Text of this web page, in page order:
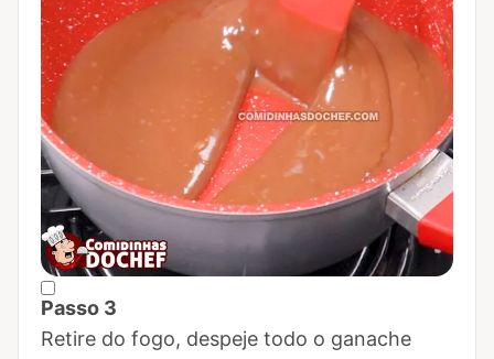
Passo 3
Marcar Passo 3 como concluído
Retire do fogo, despeje todo o ganache